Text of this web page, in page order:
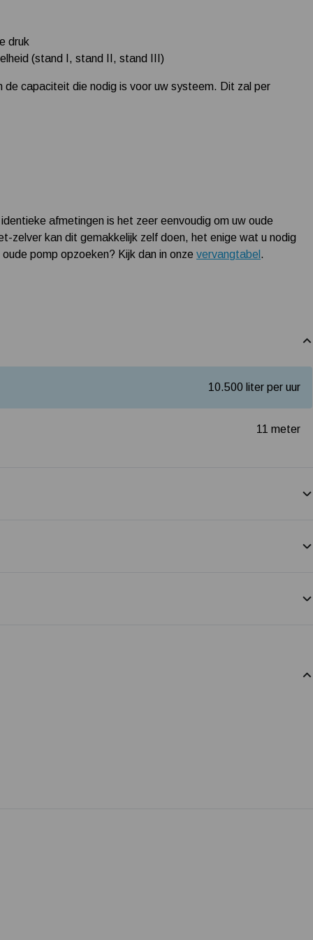
druk
(stand I, stand II, stand III)
capaciteit die nodig is voor uw systeem. Dit zal per
afmetingen is het zeer eenvoudig om uw oude
zelver kan dit gemakkelijk zelf doen, het enige wat u nodig
pomp opzoeken? Kijk dan in onzevervangtabel .
10.500 liter per uur
11 meter